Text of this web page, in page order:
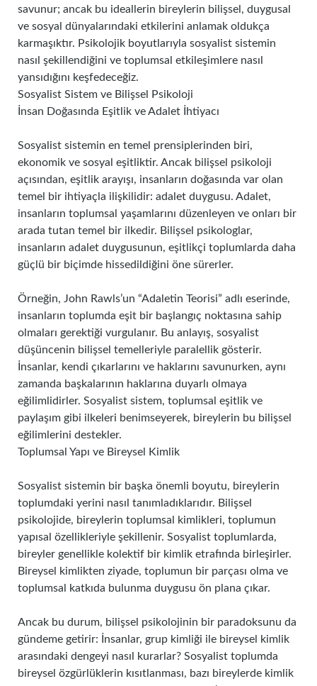
savunur; ancak bu ideallerin bireylerin bilişsel, duygusal
ve sosyal dünyalarındaki etkilerini anlamak oldukça
karmaşıktır. Psikolojik boyutlarıyla sosyalist sistemin
nasıl şekillendiğini ve toplumsal etkileşimlere nasıl
yansıdığını keşfedeceğiz.
Sosyalist Sistem ve Bilişsel Psikoloji
İnsan Doğasında Eşitlik ve Adalet İhtiyacı
Sosyalist sistemin en temel prensiplerinden biri,
ekonomik ve sosyal eşitliktir. Ancak bilişsel psikoloji
açısından, eşitlik arayışı, insanların doğasında var olan
temel bir ihtiyaçla ilişkilidir: adalet duygusu. Adalet,
insanların toplumsal yaşamlarını düzenleyen ve onları bir
arada tutan temel bir ilkedir. Bilişsel psikologlar,
insanların adalet duygusunun, eşitlikçi toplumlarda daha
güçlü bir biçimde hissedildiğini öne sürerler.
Örneğin, John Rawls’un “Adaletin Teorisi” adlı eserinde,
insanların toplumda eşit bir başlangıç noktasına sahip
olmaları gerektiği vurgulanır. Bu anlayış, sosyalist
düşüncenin bilişsel temelleriyle paralellik gösterir.
İnsanlar, kendi çıkarlarını ve haklarını savunurken, aynı
zamanda başkalarının haklarına duyarlı olmaya
eğilimlidirler. Sosyalist sistem, toplumsal eşitlik ve
paylaşım gibi ilkeleri benimseyerek, bireylerin bu bilişsel
eğilimlerini destekler.
Toplumsal Yapı ve Bireysel Kimlik
Sosyalist sistemin bir başka önemli boyutu, bireylerin
toplumdaki yerini nasıl tanımladıklarıdır. Bilişsel
psikolojide, bireylerin toplumsal kimlikleri, toplumun
yapısal özellikleriyle şekillenir. Sosyalist toplumlarda,
bireyler genellikle kolektif bir kimlik etrafında birleşirler.
Bireysel kimlikten ziyade, toplumun bir parçası olma ve
toplumsal katkıda bulunma duygusu ön plana çıkar.
Ancak bu durum, bilişsel psikolojinin bir paradoksunu da
gündeme getirir: İnsanlar, grup kimliği ile bireysel kimlik
arasındaki dengeyi nasıl kurarlar? Sosyalist toplumda
bireysel özgürlüklerin kısıtlanması, bazı bireylerde kimlik